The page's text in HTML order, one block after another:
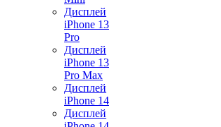
Дисплей
iPhone 13
Pro
Дисплей
iPhone 13
Pro Max
Дисплей
iPhone 14
Дисплей